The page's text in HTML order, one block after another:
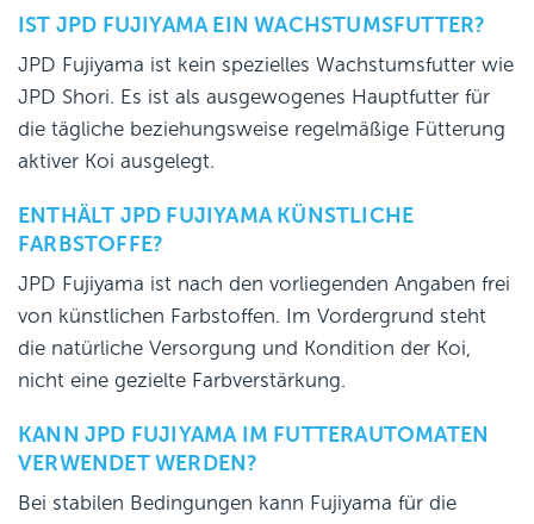
IST JPD FUJIYAMA EIN WACHSTUMSFUTTER?
JPD Fujiyama ist kein spezielles Wachstumsfutter wie
JPD Shori. Es ist als ausgewogenes Hauptfutter für
die tägliche beziehungsweise regelmäßige Fütterung
aktiver Koi ausgelegt.
ENTHÄLT JPD FUJIYAMA KÜNSTLICHE
FARBSTOFFE?
JPD Fujiyama ist nach den vorliegenden Angaben frei
von künstlichen Farbstoffen. Im Vordergrund steht
die natürliche Versorgung und Kondition der Koi,
nicht eine gezielte Farbverstärkung.
KANN JPD FUJIYAMA IM FUTTERAUTOMATEN
VERWENDET WERDEN?
Bei stabilen Bedingungen kann Fujiyama für die